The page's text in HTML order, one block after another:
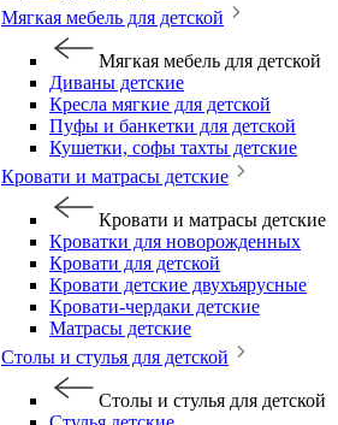
Мягкая мебель для детской
Мягкая мебель для детской
Диваны детские
Кресла мягкие для детской
Пуфы и банкетки для детской
Кушетки, софы тахты детские
Кровати и матрасы детские
Кровати и матрасы детские
Кроватки для новорожденных
Кровати для детской
Кровати детские двухъярусные
Кровати-чердаки детские
Матрасы детские
Столы и стулья для детской
Столы и стулья для детской